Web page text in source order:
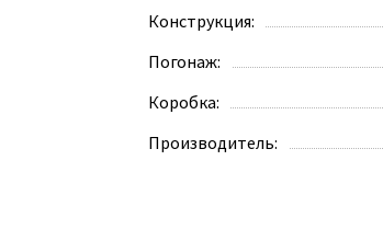
Конструкция:
Погонаж:
Коробка:
Производитель: